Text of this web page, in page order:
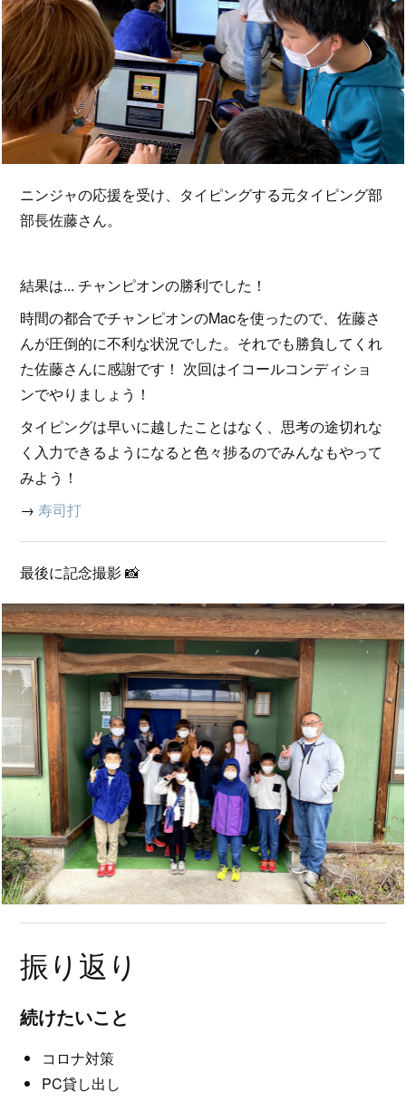
ニンジャの応援を受け、タイピングする元タイピング部
部長佐藤さん。
結果は... チャンピオンの勝利でした！
時間の都合でチャンピオンのMacを使ったので、佐藤さ
んが圧倒的に不利な状況でした。それでも勝負してくれ
た佐藤さんに感謝です！ 次回はイコールコンディショ
ンでやりましょう！
タイピングは早いに越したことはなく、思考の途切れな
く入力できるようになると色々捗るのでみんなもやって
みよう！
→寿司打
最後に記念撮影 📸
振り返り
続けたいこと
コロナ対策
PC貸し出し